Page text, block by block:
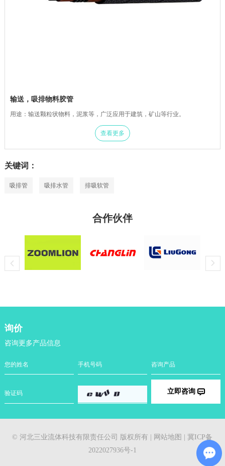
输送，吸排物料胶管
用途：输送颗粒状物料，泥浆等，广泛应用于建筑，矿山等行业。
查看更多
关键词：
吸排管 吸排水管 排吸软管
合作伙伴
询价
咨询更多产品信息
立即咨询
© 河北三业流体科技有限责任公司 版权所有 | 网站地图 | 冀ICP备
2022027936号-1